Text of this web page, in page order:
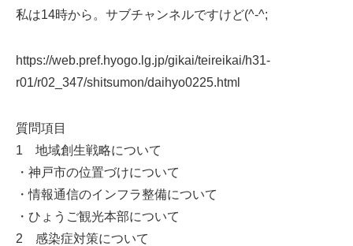
私は14時から。サブチャンネルですけど(^-^;
https://web.pref.hyogo.lg.jp/gikai/teireikai/h31-
r01/r02_347/shitsumon/daihyo0225.html
質問項目
1 地域創生戦略について
・神戸市の位置づけについて
・情報通信のインフラ整備について
・ひょうご観光本部について
2 感染症対策について